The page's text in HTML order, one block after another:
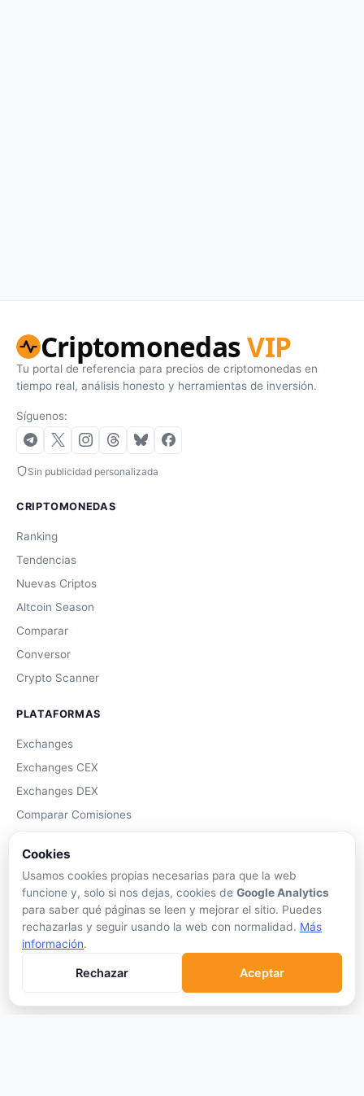
CriptomonedasVIP
Tu portal de referencia para precios de criptomonedas en
tiempo real, análisis honesto y herramientas de inversión.
Síguenos:
Sin publicidad personalizada
CRIPTOMONEDAS
Ranking
Tendencias
Nuevas Criptos
Altcoin Season
Comparar
Conversor
Crypto Scanner
PLATAFORMAS
Exchanges
Exchanges CEX
Exchanges DEX
Comparar Comisiones
Hardware Wallets
Software Wallets
Mejor Wallet
Gastar Criptomonedas
Cookies
Usamos cookies propias necesarias para que la web
funcione y, solo si nos dejas, cookies de Google Analytics
para saber qué páginas se leen y mejorar el sitio. Puedes
rechazarlas y seguir usando la web con normalidad. Más
información.
Rechazar Aceptar